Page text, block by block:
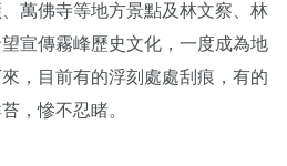
萬佛寺等地方景點及林文察、林
宣傳霧峰歷史文化，一度成為地
，目前有的浮刻處處刮痕，有的
，慘不忍睹。